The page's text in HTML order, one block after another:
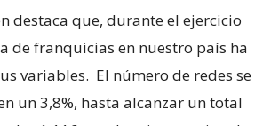
destaca que, durante el ejercicio
de franquicias en nuestro país ha
variables. El número de redes se
un 3,8%, hasta alcanzar un total